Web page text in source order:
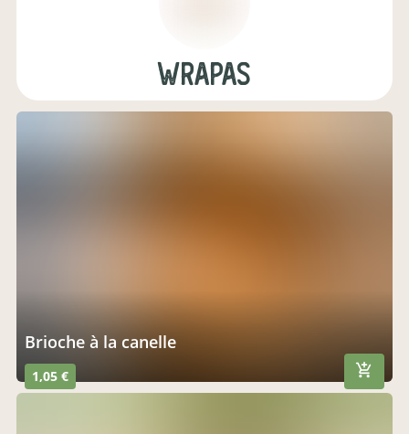
Wrapas
brioche à la canelle
1,05 €